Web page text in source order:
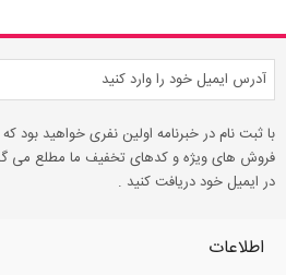
با ثبت نام در خبرنامه اولین نفری خواهید بود
فروش های ویژه و کدهای تخفیف ما مطلع می
در ایمیل خود دریافت کنید .
اطلاعات